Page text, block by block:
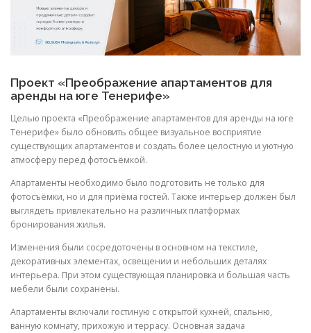
Проект «Преображение апартаментов для
аренды на юге Тенерифе»
Целью проекта «Преображение апартаментов для аренды на юге
Тенерифе» было обновить общее визуальное восприятие
существующих апартаментов и создать более целостную и уютную
атмосферу перед фотосъёмкой.
Апартаменты необходимо было подготовить не только для
фотосъёмки, но и для приёма гостей. Также интерьер должен был
выглядеть привлекательно на различных платформах
бронирования жилья.
Изменения были сосредоточены в основном на текстиле,
декоративных элементах, освещении и небольших деталях
интерьера. При этом существующая планировка и большая часть
мебели были сохранены.
Апартаменты включали гостиную с открытой кухней, спальню,
ванную комнату, прихожую и террасу. Основная задача